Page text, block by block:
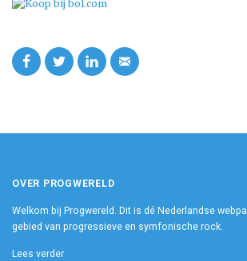
OVER PROGWERELD
Welkom bij Progwereld. Dit is dé Nederlandse
gebied van progressieve en symfonische rock.
Lees verder